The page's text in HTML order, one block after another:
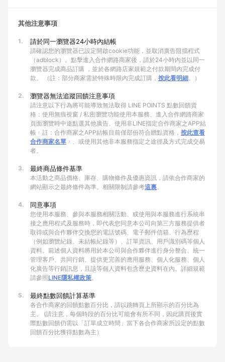
其他注意事項
1. 請於同一瀏覽器24小時內結帳
請確認您的瀏覽器已設定開啟cookie功能，並取消廣告阻擋程式
（adblock）。點擊進入合作網路商家後，請於24小時內並以同一
瀏覽器完成商品訂購 ，並於各網路店家規範之付款期間內完成付
款。 （註：部分商家需於特殊時限內完成訂購， 按此看明細。）
2. 瀏覽器無法追蹤回饋注意事項
請注意以下行為將可能導致無法取得 LINE POINTS 點數回饋資
格：使用無痕視窗 / 私密瀏覽功能使用本服務、進入合作網路商家
頁面瀏覽時中途點選其他廣告、使用非LINE指定合作商家之APP結
帳﹙註：合作商家之APP結帳目前僅部份符合贈點資格， 按此查看
合作商家名單 ﹚、或使用其他非本服務指定之途徑及方式完成交易
者。
3. 最終商品條件基準
本活動之商品價格、庫存、購物條件及優惠資訊，請依合作商家的
網站顯示之最終條件為準。相關限制請參考這裏。
4. 同意事項
您使用本服務、參與本服務相關活動、或使用與本服務進行系統串
接之應用程式及服務時，即代表您同意本公司向第三方服務提供者
取得或與合作夥伴交換您的電話號碼、電子郵件信箱、行為歷程
（例如瀏覽紀錄、未結帳紀錄等）、訂單資訊、用戶識別碼等個人
資料。前述個人資料將用於本公司與合作夥伴進行身分整合、統一
管理客戶、共同行銷、提供更完善的應用服務、個人化服務、個人
化廣告等行銷訊息，且該等個人資料包含歷史資料在內。詳細規範
請參照LINE隱私權政策。
5. 最終點數回饋計算基準
各合作商家的回饋點數百分比，請以跳轉頁上所顯示的百分比為
主。 (請注意，每個時段的百分比可能會有所不同，因此購買後實
際點數回饋仍需以「訂單成立時間」當下各合作商家所設定的點數
回饋百分比獲得點數為主）